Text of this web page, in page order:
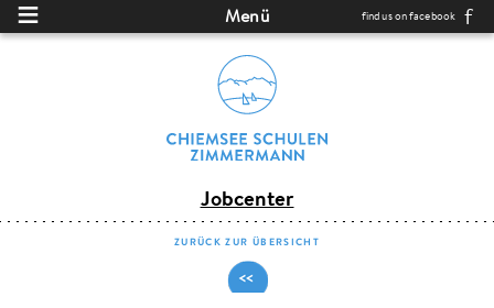
Direkt zum Inhalt
Menü find us on facebook
Jobcenter
ZURÜCK ZUR ÜBERSICHT